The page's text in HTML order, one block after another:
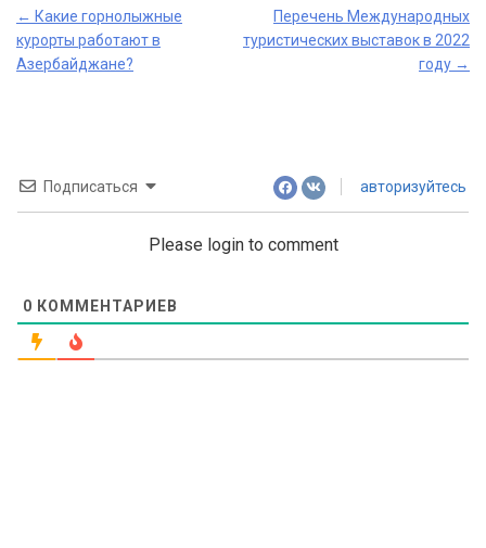
Post
navigation
← Какие горнолыжные
курорты работают в
Азербайджане?
Перечень Международных
туристических выставок в 2022
году →
Подписаться авторизуйтесь
Please login to comment
0 КОММЕНТАРИЕВ